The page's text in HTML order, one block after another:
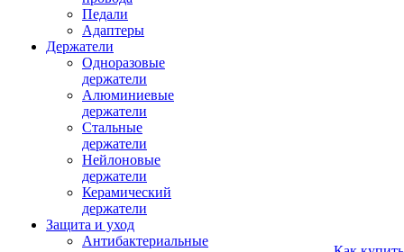
Педали
Адаптеры
Держатели
Одноразовые
держатели
Алюминиевые
держатели
Стальные
держатели
Нейлоновые
держатели
Керамический
держатели
Защита и уход
Антибактериальные